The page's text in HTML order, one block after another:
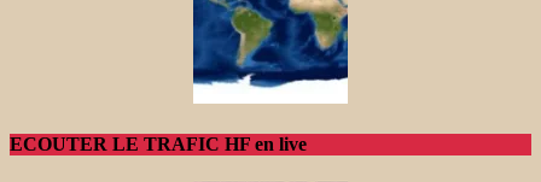
ECOUTER LE TRAFIC HF en live